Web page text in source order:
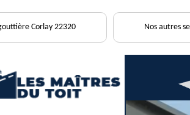
Corlay 22320 Nos autres